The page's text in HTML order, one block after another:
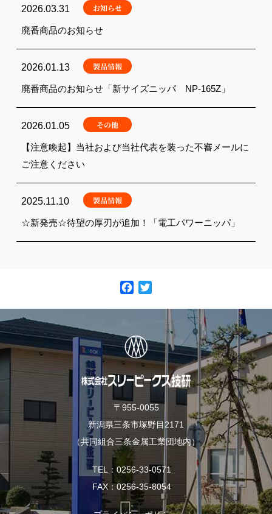
2026.03.31 お知らせ
廃番商品のお知らせ
2026.01.13 製品情報
廃番商品のお知らせ「新サイズニッパ NP-165Z」
2026.01.05 その他
【注意喚起】当社および当社代表を装った不審メールに
ご注意ください
2025.11.10 製品情報
☆新発売☆待望の厚刃が追加！「電工パワーニッパ」
b
o
k
t
e
〒955-0055
新潟県三条市塚野目2171
（共同組合三条金属工業団地内）
TEL
0256-33-0571
FAX
0256-35-8054